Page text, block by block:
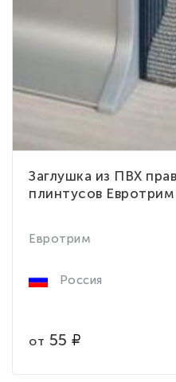
Заглушка из ПВХ
плинтусов Евротрим
Евротрим
Россия
от 55